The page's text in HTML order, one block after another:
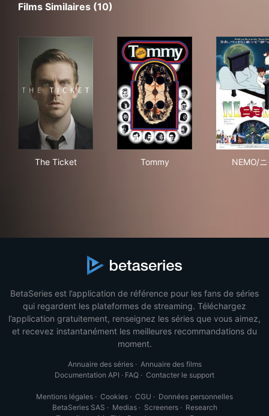
Films Similaires (10)
The Ticket Tommy NEMO/
BetaSeries est l’application de référence pour les fans de séries
qui regardent les plateformes de streaming. Téléchargez
l’application gratuitement, renseignez les séries que vous aimez,
et recevez instantanément les meilleures recommandations du
moment.
Annuaire des séries· Annuaire des films
Documentation API · FAQ · Contacter le support
Mentions légales · Cookies · CGU · Données personnelles
BetaSeries SAS · Medias· Screeners· Research